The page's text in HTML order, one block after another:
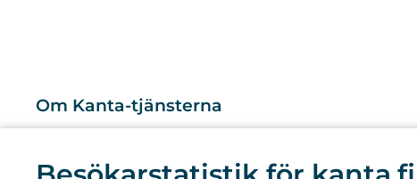
Om Kanta-tjänsterna